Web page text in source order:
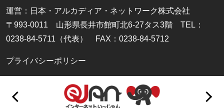
運営：日本・アルカディア・ネットワーク株式会社
〒993-0011 山形県長井市館町北6-27タス3階 TEL：
0238-84-5711（代表） FAX：0238-84-5712
プライバシーポリシー